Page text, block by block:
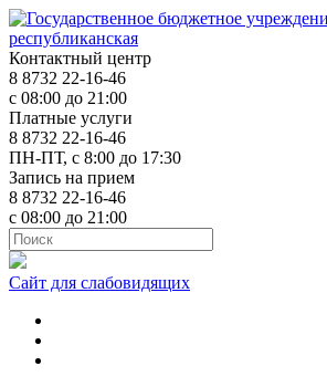
Контактный центр
8 8732 22-16-46
с 08:00 до 21:00
Платные услуги
8 8732 22-16-46
ПН-ПТ, с 8:00 до 17:30
Запись на прием
8 8732 22-16-46
с 08:00 до 21:00
Сайт для слабовидящих